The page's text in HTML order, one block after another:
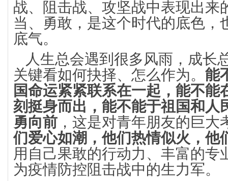
战、阻击战、攻坚战中表现出来
当、勇敢，是这个时代的底色，
底气。
人生总会遇到很多风雨，成长
关键看如何抉择、怎么作为。 能
国命运紧紧联系在一起，能不能
刻挺身而出，能不能于祖国和人
勇向前 ，这是对青年朋友的巨
们爱心如潮，他们热情似火，他
用自己果敢的行动力、丰富的专
为疫情防控阻击战中的生力军。